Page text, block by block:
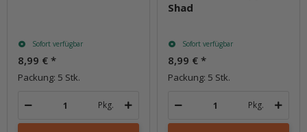
Sofort verfügbar
8,99 € *
Packung: 5 Stk.
Pkg.
Shad
Sofort verfügbar
8,99 € *
Packung: 5 Stk.
Pkg.